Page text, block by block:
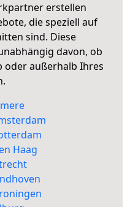
erstellen
die speziell auf
sind. Diese
davon, ob
oder außerhalb Ihres
Haag